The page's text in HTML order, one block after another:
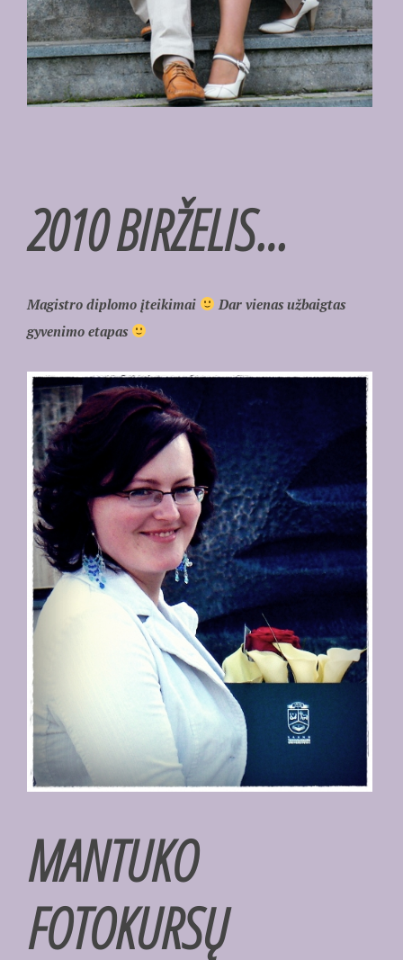
2010 BIRŽELIS…
Magistro diplomo įteikimai
Dar vienas užbaigtas
gyvenimo etapas
MANTUKO
FOTOKURSŲ